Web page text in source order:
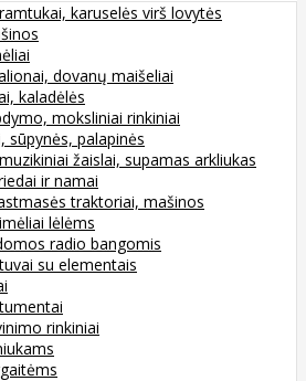
karuselės virš lovytės
dovanų maišeliai
kaladėlės
moksliniai rinkiniai
sūpynės, palapinės
žaislai, supamas arkliukas
ir namai
traktoriai, mašinos
lėlėms
radio bangomis
su elementais
rinkiniai